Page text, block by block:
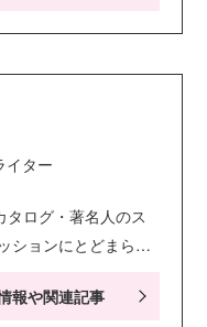
イター
ログ・著名人のス
時に担当する。 プ
報や関連記事